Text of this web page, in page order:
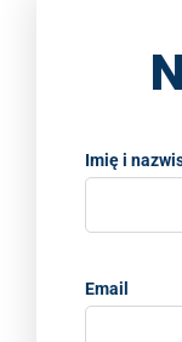
Imię i
Email